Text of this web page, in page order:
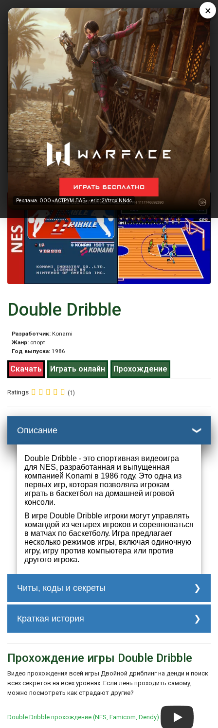
×
Реклама. ООО «АСТРУМ ЛАБ» · erid: 2VtzqxjNNdc
Реклама. ООО «АСТРУМ ЛАБ» · erid: 2VtzqxjNNdc
Double Dribble
Разработчик: Konami
Жанр: спорт
Год выпуска: 1986
Скачать Играть онлайн Прохождение
Ratings (1)
Описание
Double Dribble - это спортивная видеоигра
для NES, разработанная и выпущенная
компанией Konami в 1986 году. Это одна из
первых игр, которая позволяла игрокам
играть в баскетбол на домашней игровой
консоли.
В игре Double Dribble игроки могут управлять
командой из четырех игроков и соревноваться
в матчах по баскетболу. Игра предлагает
несколько режимов игры, включая одиночную
игру, игру против компьютера или против
другого игрока.
Читы, коды и секреты
Перехват мяча – идите прямо на
противника и нажмите Turbo A + Turbo B.
Играя за Чикаго, попробуйте, когда мяч у
вас, подойти к линии фола, включить
паузу, нажать А, В, А, В, отменить паузу и
быстро опять включить, опять нажать А, В,
А, В, снять паузу, опять поставить и
нажать А, В, А, В. Теперь отменяйте паузу
и выполняйте быстрый бросок или данк
(dunk).
Краткая история
спрайтами игроков и плавными
анимациями. Была также включена
функция слайд-шоу, показывающая
броски и забитые мячи.
Игра получила положительные отзывы за
реалистичность и воспроизведение
баскетбольных матчей. Double Dribble
Прохождение игры Double Dribble
Видео прохождения всей игры Двойной дриблинг на денди и поиск
всех секретов на всех уровнях. Если лень проходить самому,
можно посмотреть как страдают другие?
Double Dribble прохождение (NES, Famicom, Dendy)